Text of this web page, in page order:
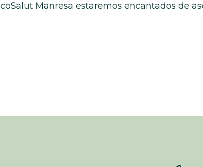
Manresa estaremos encantados de